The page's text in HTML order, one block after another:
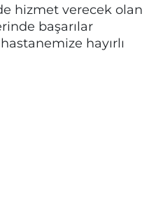
hizmet verecek olan
başarılar
hayırlı